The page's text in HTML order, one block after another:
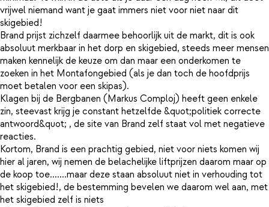
vrijwel niemand want je gaat immers niet voor niet naar dit
skigebied!
Brand prijst zichzelf daarmee behoorlijk uit de markt, dit is ook
absoluut merkbaar in het dorp en skigebied, steeds meer mensen
maken kennelijk de keuze om dan maar een onderkomen te
zoeken in het Montafongebied (als je dan toch de hoofdprijs
moet betalen voor een skipas).
Klagen bij de Bergbanen (Markus Comploj) heeft geen enkele
zin, steevast krijg je constant hetzelfde &quot;politiek correcte
antwoord&quot; , de site van Brand zelf staat vol met negatieve
reacties.
Kortom, Brand is een prachtig gebied, niet voor niets komen wij
hier al jaren, wij nemen de belachelijke liftprijzen daarom maar op
de koop toe.......maar deze staan absoluut niet in verhouding tot
het skigebied!, de bestemming bevelen we daarom wel aan, met
het skigebied zelf is niets